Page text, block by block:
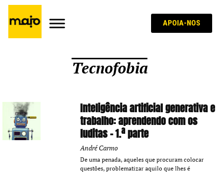
APOIA-NOS
Tecnofobia
Inteligência artificial generativa e
trabalho: aprendendo com os
luditas – 1.ª parte
André Carmo
De uma penada, aqueles que procuram colocar
questões, problematizar aquilo que lhes é